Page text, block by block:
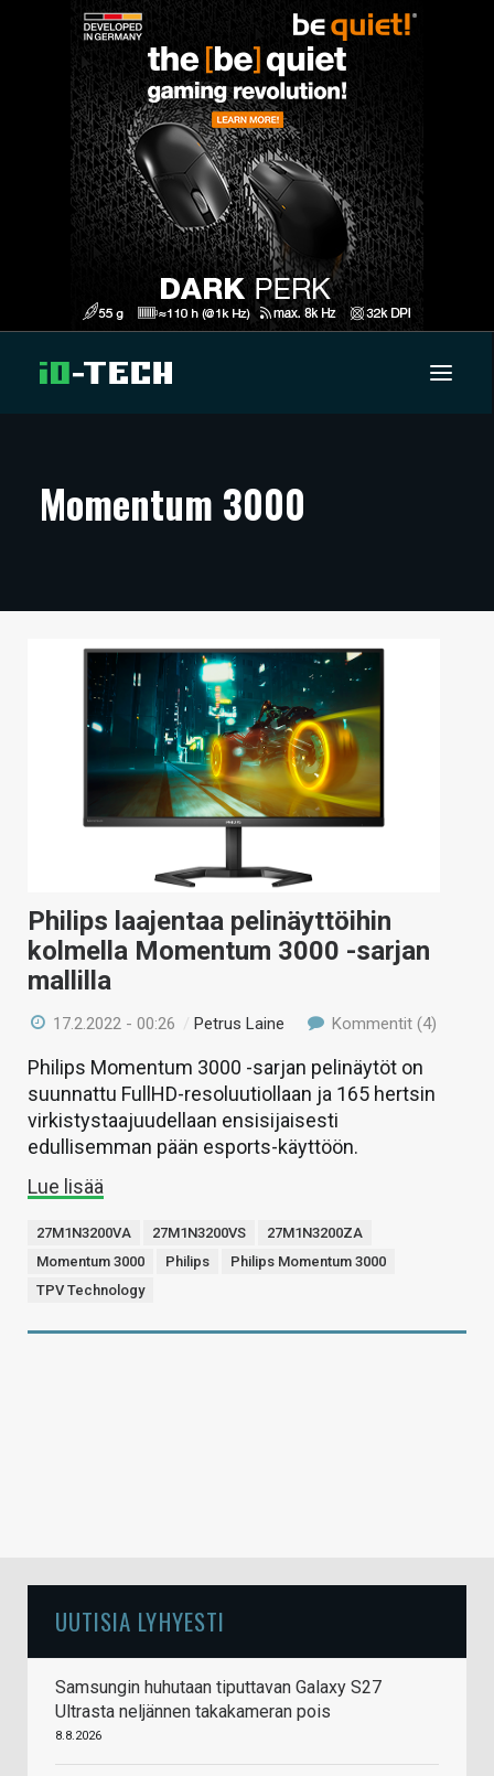
ARTIKKELIT
TECHBBS
HAKU
Momentum 3000
Philips laajentaa pelinäyttöihin
kolmella Momentum 3000 -sarjan
mallilla
17.2.2022 - 00:26 / Petrus Laine Kommentit (4)
Philips Momentum 3000 -sarjan pelinäytöt on
suunnattu FullHD-resoluutiollaan ja 165 hertsin
virkistystaajuudellaan ensisijaisesti
edullisemman pään esports-käyttöön.
Lue lisää
27M1N3200VA 27M1N3200VS
27M1N3200ZA
Momentum 3000
Philips
Philips Momentum 3000
TPV Technology
UUTISIA LYHYESTI
Samsungin huhutaan tiputtavan Galaxy S27
Ultrasta neljännen takakameran pois
8.8.2026